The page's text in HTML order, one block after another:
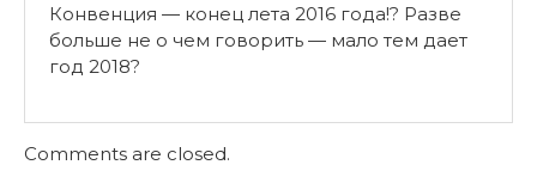
Конвенция — конец лета 2016 года!? Разве
больше не о чем говорить — мало тем дает
год 2018?
Comments are closed.